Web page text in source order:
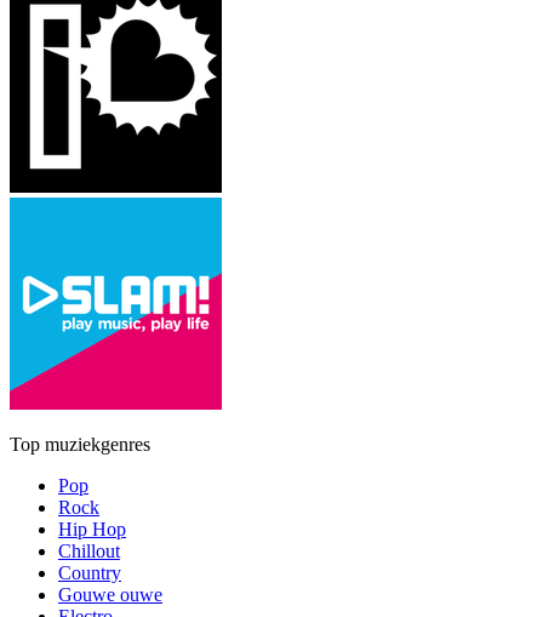
Top muziekgenres
Pop
Rock
Hip Hop
Chillout
Country
Gouwe ouwe